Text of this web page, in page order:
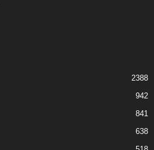
2388
942
841
638